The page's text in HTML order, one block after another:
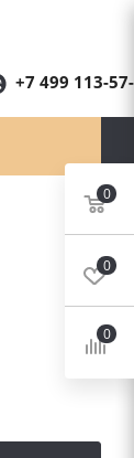
+7 499 113-
0
0
0